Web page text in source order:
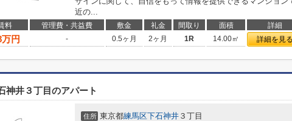
近の...
料 管理費・共益費 敷金 礼金 間取り 面積 詳細
万円 - 0.5ヶ月 2ヶ月 1R 14.00㎡ 詳細を見
神井３丁目のアパート
住所 東京都練馬区下石神井 ３丁目